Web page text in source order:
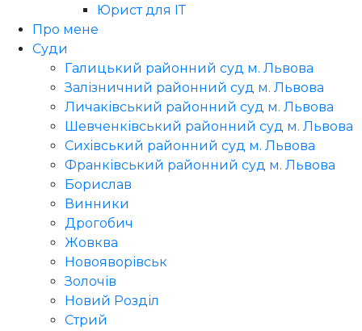
Юрист для ІТ
Про мене
Суди
Галицький районний суд м. Львова
Залізничний районний суд м. Львова
Личаківський районний суд м. Львова
Шевченківський районний суд м. Львова
Сихівський районний суд м. Львова
Франківський районний суд м. Львова
Борислав
Винники
Дрогобич
Жовква
Новояворівськ
Золочів
Новий Розділ
Стрий